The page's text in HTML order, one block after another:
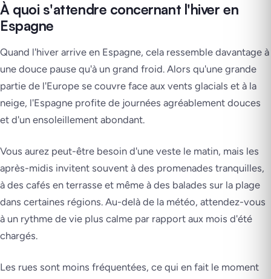
À quoi s'attendre concernant l'hiver en
Espagne
Quand l'hiver arrive en Espagne, cela ressemble davantage à
une douce pause qu'à un grand froid. Alors qu'une grande
partie de l'Europe se couvre face aux vents glacials et à la
neige, l'Espagne profite de journées agréablement douces
et d'un ensoleillement abondant.
Vous aurez peut-être besoin d'une veste le matin, mais les
après-midis invitent souvent à des promenades tranquilles,
à des cafés en terrasse et même à des balades sur la plage
dans certaines régions. Au-delà de la météo, attendez-vous
à un rythme de vie plus calme par rapport aux mois d'été
chargés.
Les rues sont moins fréquentées, ce qui en fait le moment